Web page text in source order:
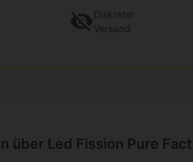
Diskreter
Versand
über Led Fission Pure